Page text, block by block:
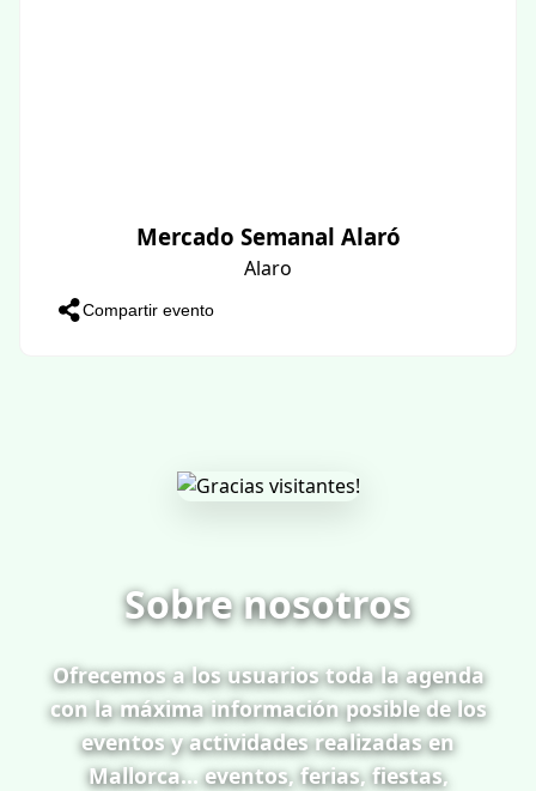
Mercado Semanal Alaró
Alaro
Compartir evento
Sobre nosotros
Ofrecemos a los usuarios toda la agenda
con la máxima información posible de los
eventos y actividades realizadas en
Mallorca... eventos, ferias, fiestas,